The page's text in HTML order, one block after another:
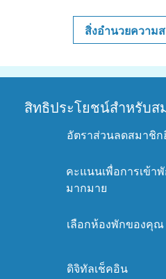
สิ่งอํานวยความ
สิทธิประโยชน์สำหรับส
อัตราส่วนลดสมาชิ
คะแนนเพื่อการเข้า
มากมาย
เลือกห้องพักของคุณ
ดิจิทัลเช็คอิน